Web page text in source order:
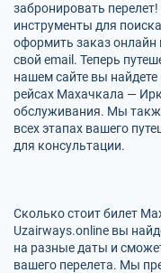
забронировать
инструменты для
оформить заказ онлайн
свой email. Теперь
нашем сайте вы
рейсах Махачкала —
обслуживания. Мы
всех этапах вашего
для консультации.
Сколько стоит билет
Uzairways.online вы
на разные даты и
вашего перелета. Мы